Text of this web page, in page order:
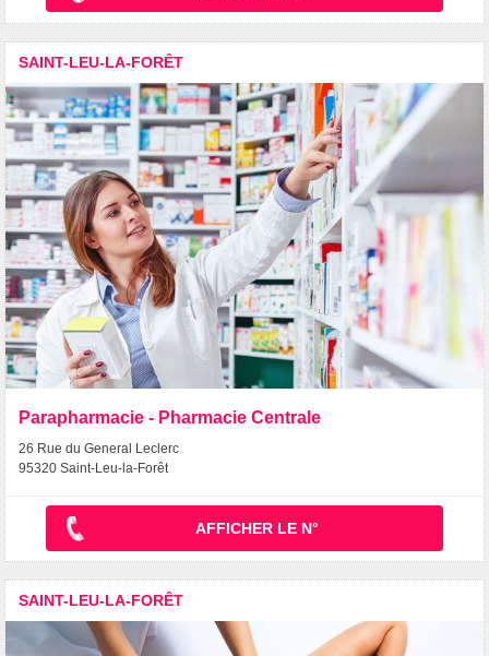
SAINT-LEU-LA-FORÊT
Parapharmacie - Pharmacie Centrale
26 Rue du General Leclerc
95320 Saint-Leu-la-Forêt
AFFICHER LE N°
SAINT-LEU-LA-FORÊT